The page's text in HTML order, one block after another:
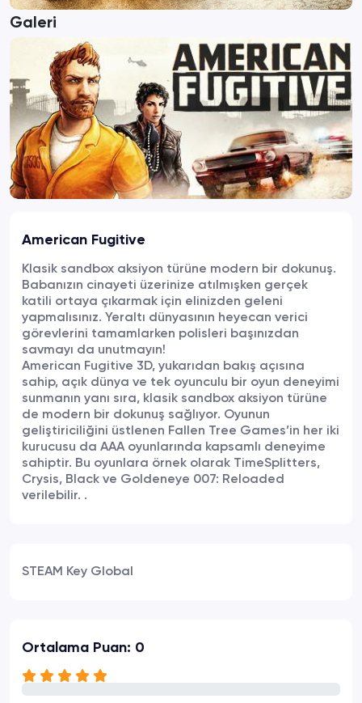
Galeri
American Fugitive
Klasik sandbox aksiyon türüne modern bir dokunuş.
Babanızın cinayeti üzerinize atılmışken gerçek
katili ortaya çıkarmak için elinizden geleni
yapmalısınız. Yeraltı dünyasının heyecan verici
görevlerini tamamlarken polisleri başınızdan
savmayı da unutmayın!
American Fugitive 3D, yukarıdan bakış açısına
sahip, açık dünya ve tek oyunculu bir oyun deneyimi
sunmanın yanı sıra, klasik sandbox aksiyon türüne
de modern bir dokunuş sağlıyor. Oyunun
geliştiriciliğini üstlenen Fallen Tree Games’in her iki
kurucusu da AAA oyunlarında kapsamlı deneyime
sahiptir. Bu oyunlara örnek olarak TimeSplitters,
Crysis, Black ve Goldeneye 007: Reloaded
verilebilir. .
STEAM Key Global
Ortalama Puan: 0